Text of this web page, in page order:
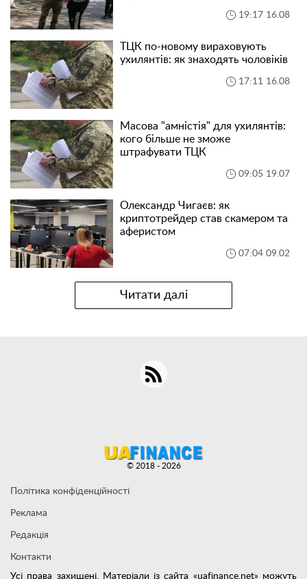
19:17 16.08
ТЦК по-новому вираховують
ухилянтів: як знаходять чоловіків
17:11 16.08
Масова "амністія" для ухилянтів:
кого більше не зможе
штрафувати ТЦК
09:05 19.07
Олександр Чигаєв: як
криптотрейдер став скамером та
аферистом
07:04 09.02
Читати далі
Усі права захищені. Матеріали із сайта «uafinance.net» можуть
Політика конфіденційності
Реклама
Редакція
Контакти
© 2018 - 2026